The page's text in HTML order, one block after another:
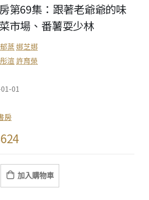
第69集：跟著老爺爺的味
市場、番薯耍少林
棻娜芝娜
渲 許育榮
01
房
624
加入購物車